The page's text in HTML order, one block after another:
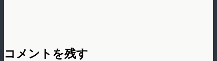
コメントを残す